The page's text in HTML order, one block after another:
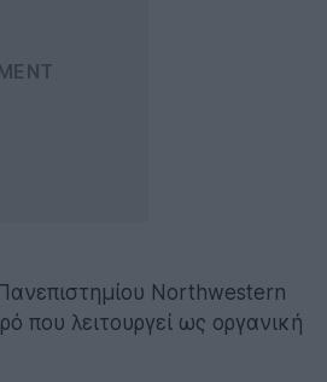
Northwestern
που λειτουργεί ως οργανική